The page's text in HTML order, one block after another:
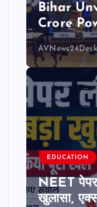
Bihar
Crore
AVNews24Desk
EDUCATION
NEET
खुलासा,